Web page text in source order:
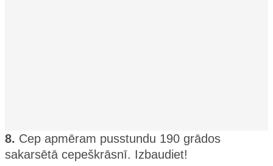
8. Cep apmēram pusstundu 190 grādos
sakarsētā cepeškrāsnī. Izbaudiet!